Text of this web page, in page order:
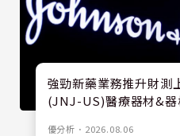
強勁新藥業務推升財測
(JNJ-US)醫療器材&器
優分析 ． 2026.08.06